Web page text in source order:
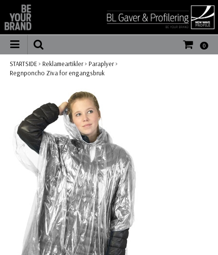
0
STARTSIDE> Reklameartikler> Paraplyer>
Regnponcho Ziva for engangsbruk